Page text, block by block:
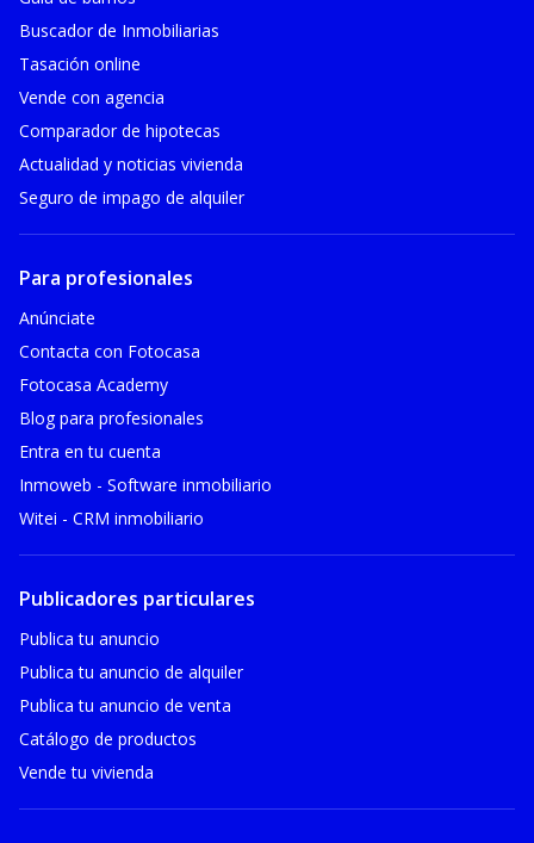
Buscador de Inmobiliarias
Tasación online
Vende con agencia
Comparador de hipotecas
Actualidad y noticias vivienda
Seguro de impago de alquiler
Para profesionales
Anúnciate
Contacta con Fotocasa
Fotocasa Academy
Blog para profesionales
Entra en tu cuenta
Inmoweb - Software inmobiliario
Witei - CRM inmobiliario
Publicadores particulares
Publica tu anuncio
Publica tu anuncio de alquiler
Publica tu anuncio de venta
Catálogo de productos
Vende tu vivienda